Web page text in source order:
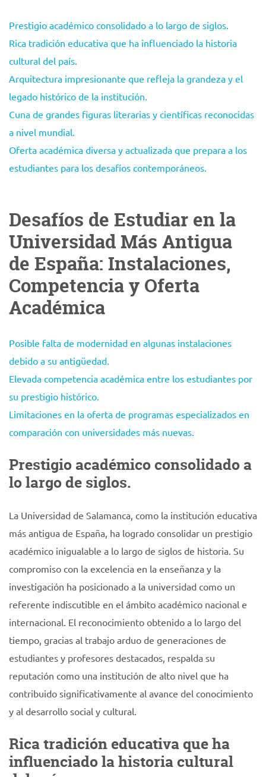
Prestigio académico consolidado a lo largo de siglos.
Rica tradición educativa que ha influenciado la historia
cultural del país.
Arquitectura impresionante que refleja la grandeza y el
legado histórico de la institución.
Cuna de grandes figuras literarias y científicas reconocidas
a nivel mundial.
Oferta académica diversa y actualizada que prepara a los
estudiantes para los desafíos contemporáneos.
Desafíos de Estudiar en la
Universidad Más Antigua
de España: Instalaciones,
Competencia y Oferta
Académica
Posible falta de modernidad en algunas instalaciones
debido a su antigüedad.
Elevada competencia académica entre los estudiantes por
su prestigio histórico.
Limitaciones en la oferta de programas especializados en
comparación con universidades más nuevas.
Prestigio académico consolidado a
lo largo de siglos.
La Universidad de Salamanca, como la institución educativa
más antigua de España, ha logrado consolidar un prestigio
académico inigualable a lo largo de siglos de historia. Su
compromiso con la excelencia en la enseñanza y la
investigación ha posicionado a la universidad como un
referente indiscutible en el ámbito académico nacional e
internacional. El reconocimiento obtenido a lo largo del
tiempo, gracias al trabajo arduo de generaciones de
estudiantes y profesores destacados, respalda su
reputación como una institución de alto nivel que ha
contribuido significativamente al avance del conocimiento
y al desarrollo social y cultural.
Rica tradición educativa que ha
influenciado la historia cultural